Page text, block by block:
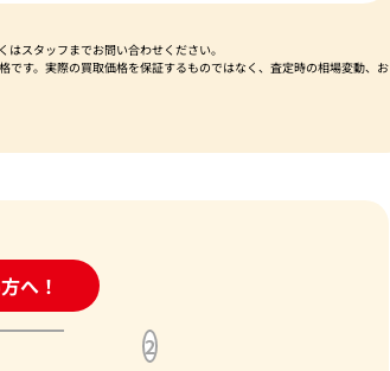
スタッフまでお問い合わせください。
す。実際の買取価格を保証するものではなく、査定時の相場変動、お
へ！
ォーム
2